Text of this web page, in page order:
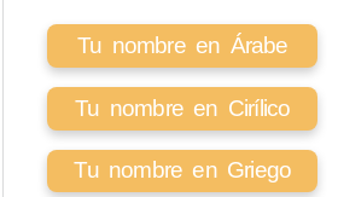
Tu nombre en Árabe
Tu nombre en Cirílico
Tu nombre en Griego